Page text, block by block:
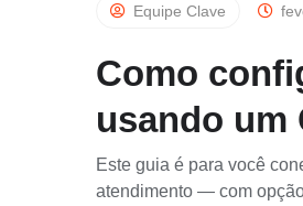
Equipe Clave
Como
usando um
Este guia é para você
atendimento — com